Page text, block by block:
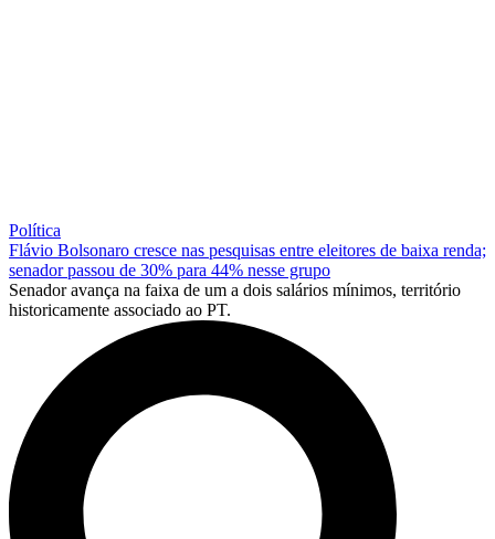
Política
Flávio Bolsonaro cresce nas pesquisas entre eleitores de baixa renda;
senador passou de 30% para 44% nesse grupo
Senador avança na faixa de um a dois salários mínimos, território
historicamente associado ao PT.